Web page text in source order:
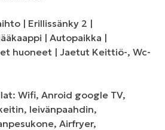
| Erillissänky 2 |
| Autopaikka |
huoneet | Jaetut Keittiö-, Wc-
Wifi, Anroid google TV,
leivänpaahdin,
Airfryer,